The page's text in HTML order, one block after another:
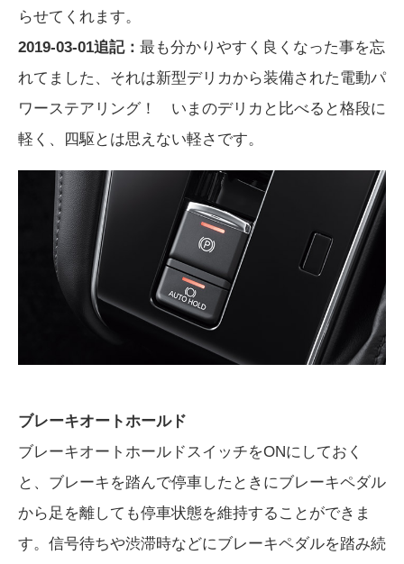
らせてくれます。
2019-03-01追記： 最も分かりやすく良くなった事を忘
れてました、それは新型デリカから装備された電動パ
ワーステアリング！ いまのデリカと比べると格段に
軽く、四駆とは思えない軽さです。
ブレーキオートホールド
ブレーキオートホールドスイッチをONにしておく
と、ブレーキを踏んで停車したときにブレーキペダル
から足を離しても停車状態を維持することができま
す。信号待ちや渋滞時などにブレーキペダルを踏み続